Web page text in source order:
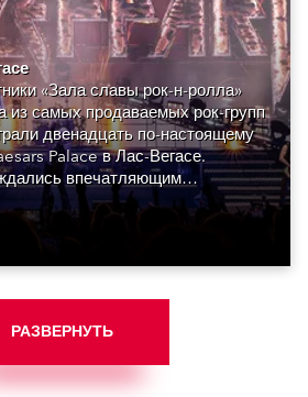
«Зала славы рок-н-ролла»
самых продаваемых рок-групп
двенадцать по-настоящему
Palace в Лас-Вегасе.
впечатляющим
созданным монреальской
РАЗВЕРНУТЬ